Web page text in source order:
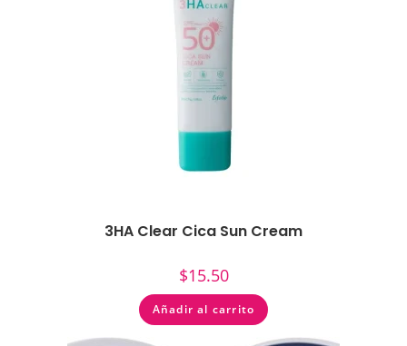
3HA Clear Cica Sun Cream
$15.50
Añadir al carrito